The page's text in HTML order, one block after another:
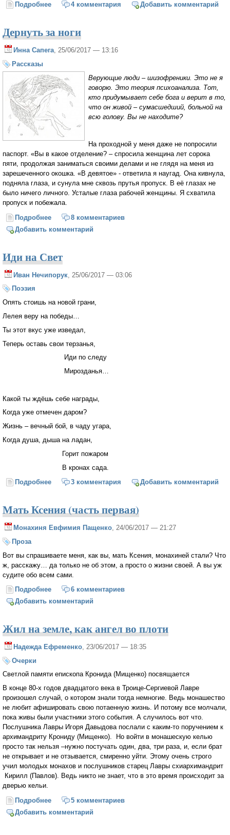
Подробнее о Не будите поэта
4 комментария Добавить комментарий
Дернуть за ноги
Инна Сапега, 25/06/2017 — 13:16
Рассказы
Верующие люди – шизофреники. Это не я
говорю. Это теория психоанализа. Тот,
кто придумывает себе бога и верит в то,
что он живой – сумасшедший, больной на
всю голову. Вы не находите?
На проходной у меня даже не попросили
паспорт. «Вы в какое отделение? – спросила женщина лет сорока
пяти, продолжая заниматься своими делами и не глядя на меня из
зарешеченного окошка. «В девятое» - ответила я наугад. Она кивнула,
подняла глаза, и сунула мне сквозь прутья пропуск. В её глазах не
было ничего личного. Усталые глаза рабочей женщины. Я схватила
пропуск и побежала.
Подробнее о Дернуть за ноги
8 комментариев
Добавить комментарий
Иди на Свет
Иван Нечипорук , 25/06/2017 — 03:06
Поэзия
Опять стоишь на новой грани,
Лелея веру на победы…
Ты этот вкус уже изведал,
Теперь оставь свои терзанья,
Иди по следу
Мирозданья…
Какой ты ждёшь себе награды,
Когда уже отмечен даром?
Жизнь – вечный бой, в чаду угара,
Когда душа, дыша на ладан,
Горит пожаром
В кронах сада.
Подробнее о Иди на Свет
3 комментария Добавить комментарий
Мать Ксения (часть первая)
Монахиня Евфимия Пащенко , 24/06/2017 — 21:27
Проза
Вот вы спрашиваете меня, как вы, мать Ксения, монахиней стали? Что
ж, расскажу… да только не об этом, а просто о жизни своей. А вы уж
судите обо всем сами.
Подробнее о Мать Ксения (часть первая)
6 комментариев
Добавить комментарий
Жил на земле, как ангел во плоти
Надежда Ефременко , 23/06/2017 — 18:35
Очерки
Светлой памяти епископа Кронида (Мищенко) посвящается
В конце 80-х годов двадцатого века в Троице-Сергиевой Лавре
произошел случай, о котором знали тогда немногие. Ведь монашество
не любит афишировать свою потаенную жизнь. И потому все молчали,
пока живы были участники этого события. А случилось вот что.
Послушника Лавры Игоря Давыдова послали с каким-то поручением к
архимандриту Крониду (Мищенко). Но войти в монашескую келью
просто так нельзя –нужно постучать один, два, три раза, и, если брат
не открывает и не отзывается, смиренно уйти. Этому очень строго
учил молодых монахов и послушников старец Лавры cхиархимандрит
Кирилл (Павлов). Ведь никто не знает, что в это время происходит за
дверью кельи.
Подробнее о Жил на земле, как ангел во плоти
5 комментариев
Добавить комментарий